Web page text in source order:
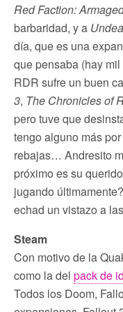
Red Faction:
barbaridad, y a
día, que es una
que pensaba (hay
RDR sufre un buen
3, The Chronicles of
pero tuve que
tengo alguno más
rebajas… Andresito
próximo es su
jugando
echad un vistazo a
Steam
Con motivo de la
como la del pack de
Todos los Doom,